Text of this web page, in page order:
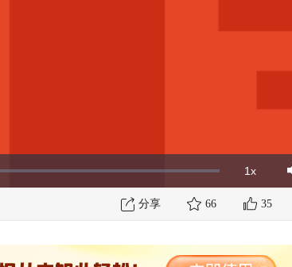
1x
Rate
分享 66 35